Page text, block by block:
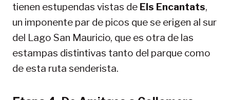
tienen estupendas vistas de Els Encantats,
un imponente par de picos que se erigen al sur
del Lago San Mauricio, que es otra de las
estampas distintivas tanto del parque como
de esta ruta senderista.